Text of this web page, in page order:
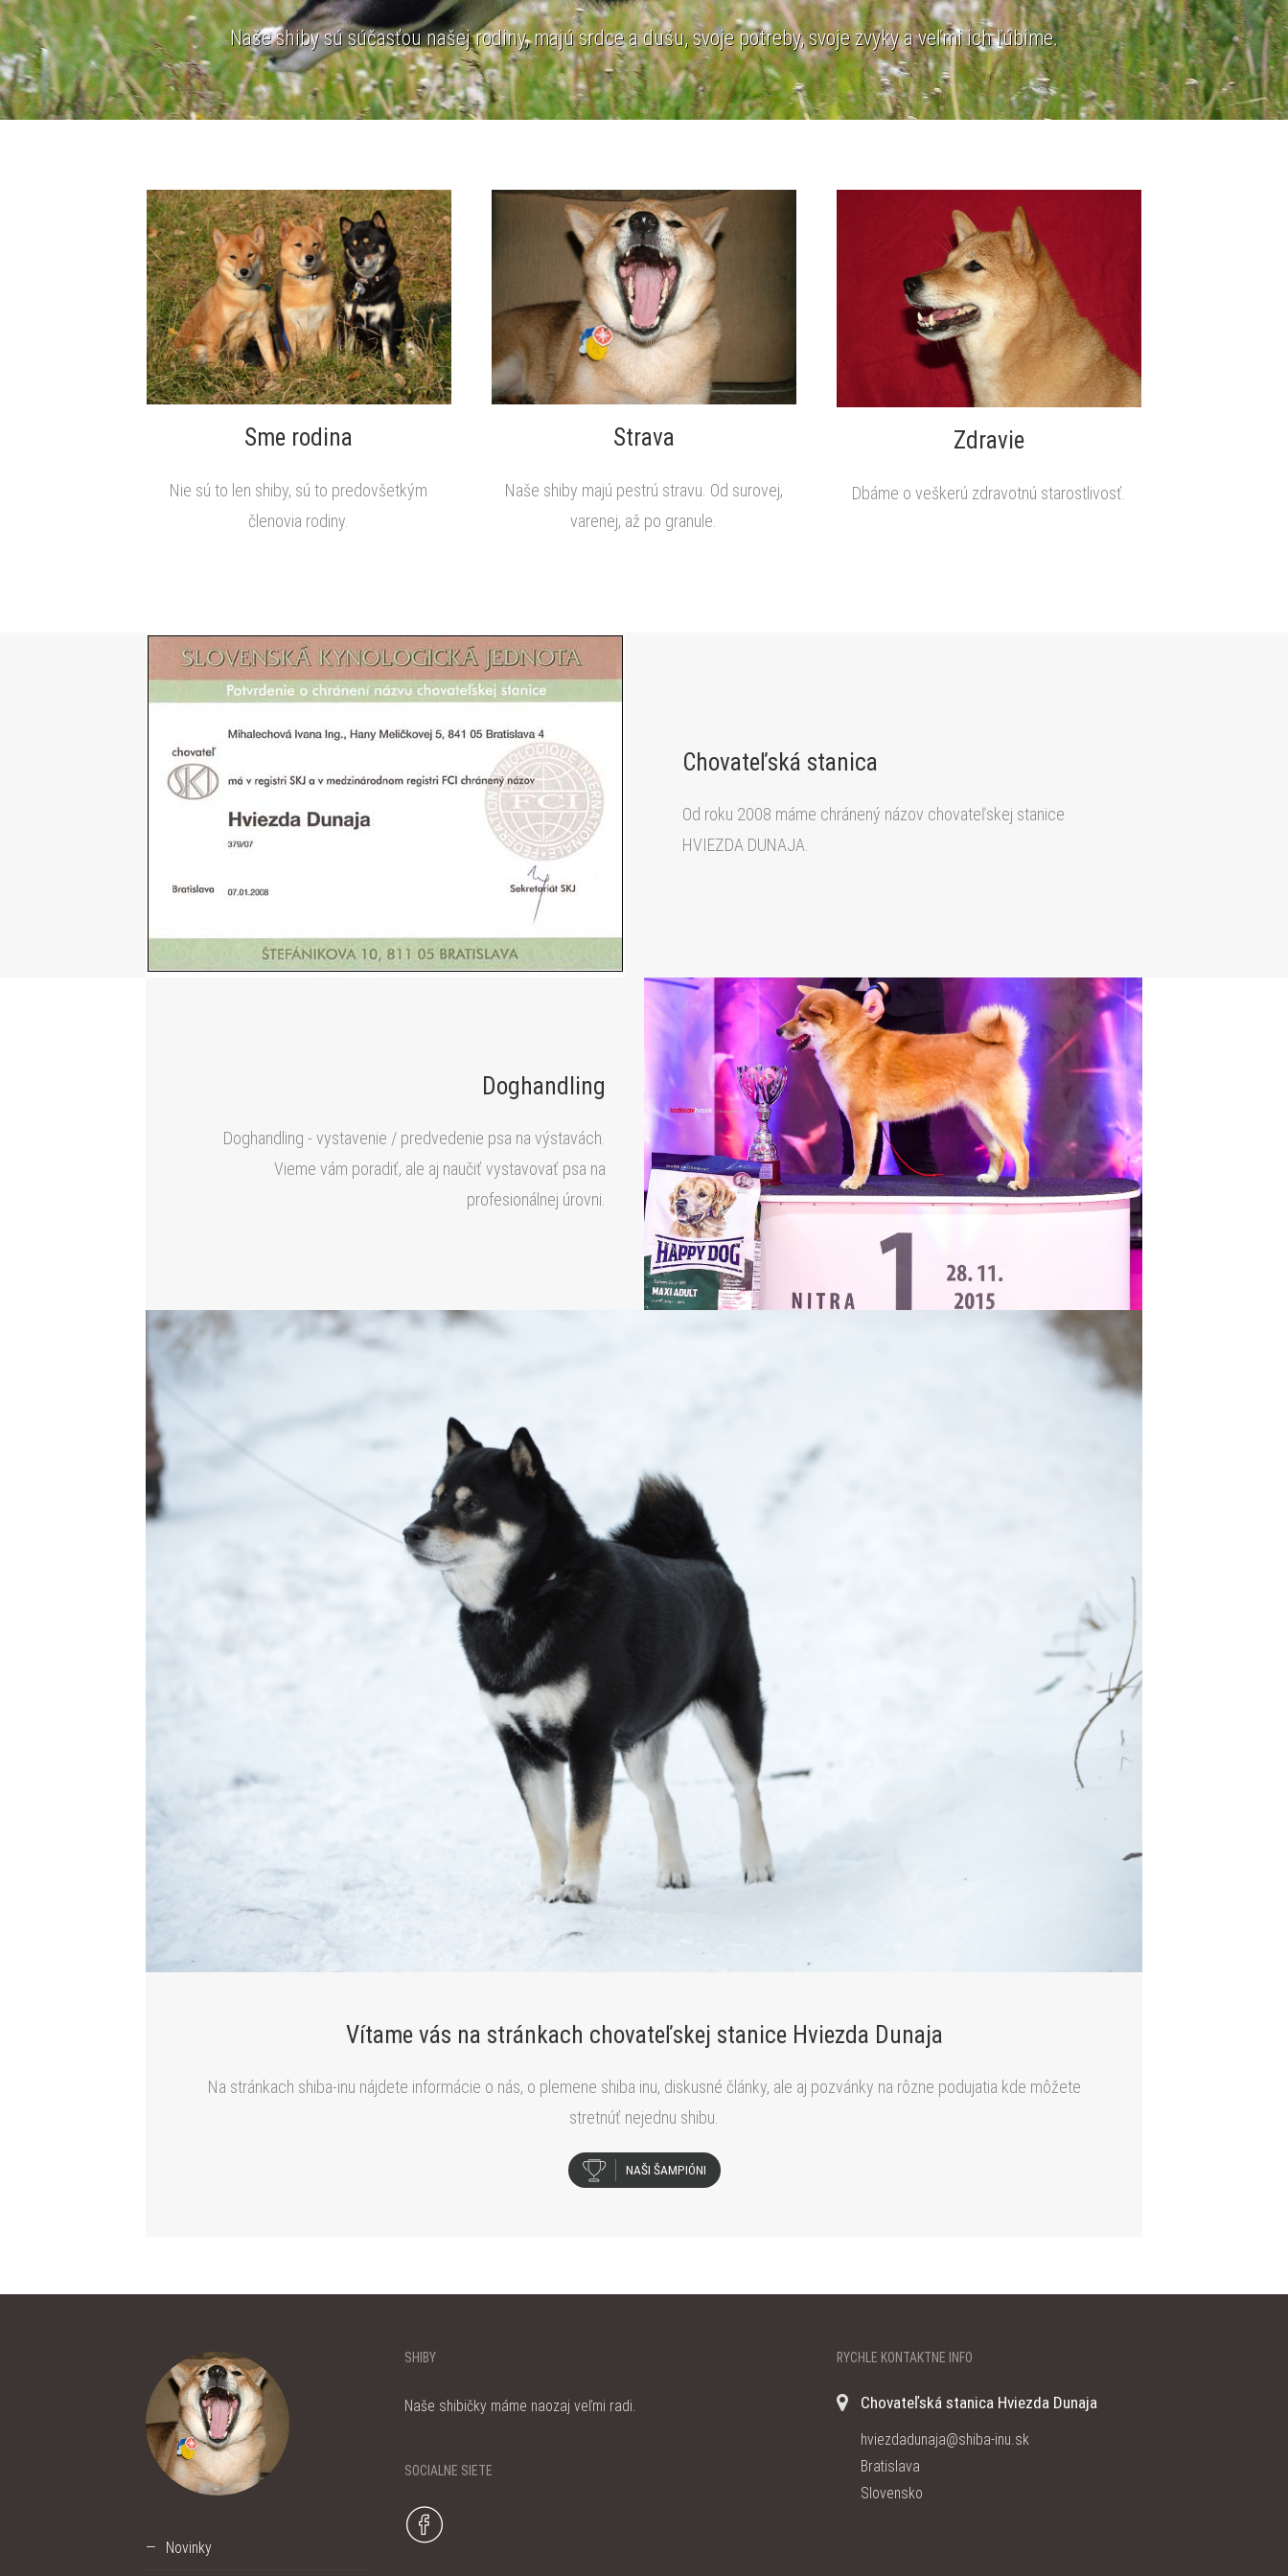
Naše shiby sú súčasťou našej rodiny, majú srdce a dušu, svoje potreby, svoje zvyky a veľmi ich ľúbime.
Sme rodina
Nie sú to len shiby, sú to predovšetkým
členovia rodiny.
Strava
Naše shiby majú pestrú stravu. Od surovej,
varenej, až po granule.
Zdravie
Dbáme o veškerú zdravotnú starostlivosť.
Chovateľská stanica
Od roku 2008 máme chránený názov chovateľskej stanice
HVIEZDA DUNAJA.
Doghandling
Doghandling - vystavenie / predvedenie psa na výstavách.
Vieme vám poradiť, ale aj naučiť vystavovať psa na
profesionálnej úrovni.
Vítame vás na stránkach chovateľskej stanice Hviezda Dunaja
Na stránkach shiba-inu nájdete informácie o nás, o plemene shiba inu, diskusné články, ale aj pozvánky na rôzne podujatia kde môžete
stretnúť nejednu shibu.
NAŠI ŠAMPIÓNI
Novinky
SHIBY
Naše shibičky máme naozaj veľmi radi.
SOCIÁLNE SIETE
RÝCHLE KONTAKTNÉ INFO
Chovateľská stanica Hviezda Dunaja
hviezdadunaja@shiba-inu.sk
Bratislava
Slovensko